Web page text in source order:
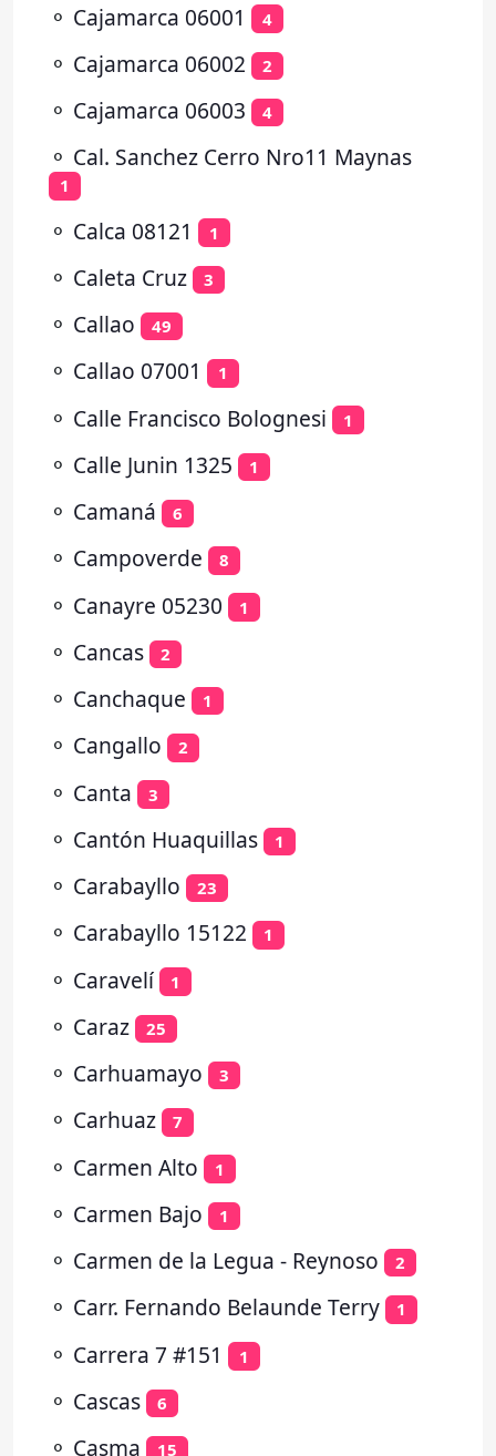
⚬ Cajamarca 06001 4
⚬ Cajamarca 06002 2
⚬ Cajamarca 06003 4
⚬ Cal. Sanchez Cerro Nro11 Maynas
1
⚬ Calca 08121 1
⚬ Caleta Cruz 3
⚬ Callao 49
⚬ Callao 07001 1
⚬ Calle Francisco Bolognesi 1
⚬ Calle Junin 1325 1
⚬ Camaná 6
⚬ Campoverde 8
⚬ Canayre 05230 1
⚬ Cancas 2
⚬ Canchaque 1
⚬ Cangallo 2
⚬ Canta 3
⚬ Cantón Huaquillas 1
⚬ Carabayllo 23
⚬ Carabayllo 15122 1
⚬ Caravelí 1
⚬ Caraz 25
⚬ Carhuamayo 3
⚬ Carhuaz 7
⚬ Carmen Alto 1
⚬ Carmen Bajo 1
⚬ Carmen de la Legua - Reynoso 2
⚬ Carr. Fernando Belaunde Terry 1
⚬ Carrera 7 #151 1
⚬ Cascas 6
⚬ Casma 15